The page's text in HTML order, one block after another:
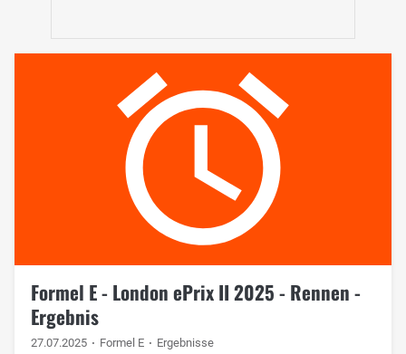
Formel E - London ePrix II 2025 - Rennen -
Ergebnis
27.07.2025 Formel E Ergebnisse